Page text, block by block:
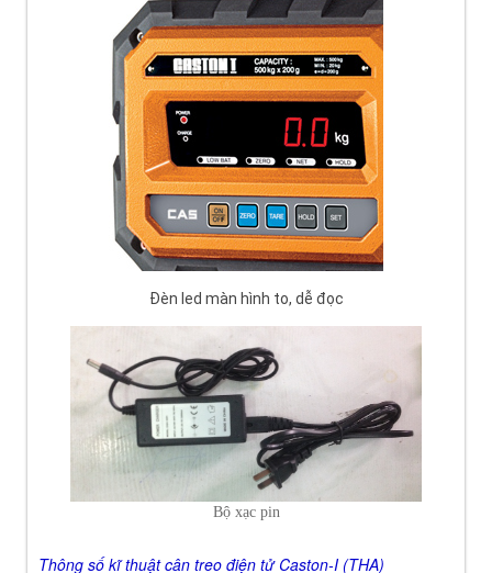
Đèn led màn hình to, dễ đọc
Bộ xạc pin
Thông số kĩ thuật cân treo điện tử Caston-I (THA)